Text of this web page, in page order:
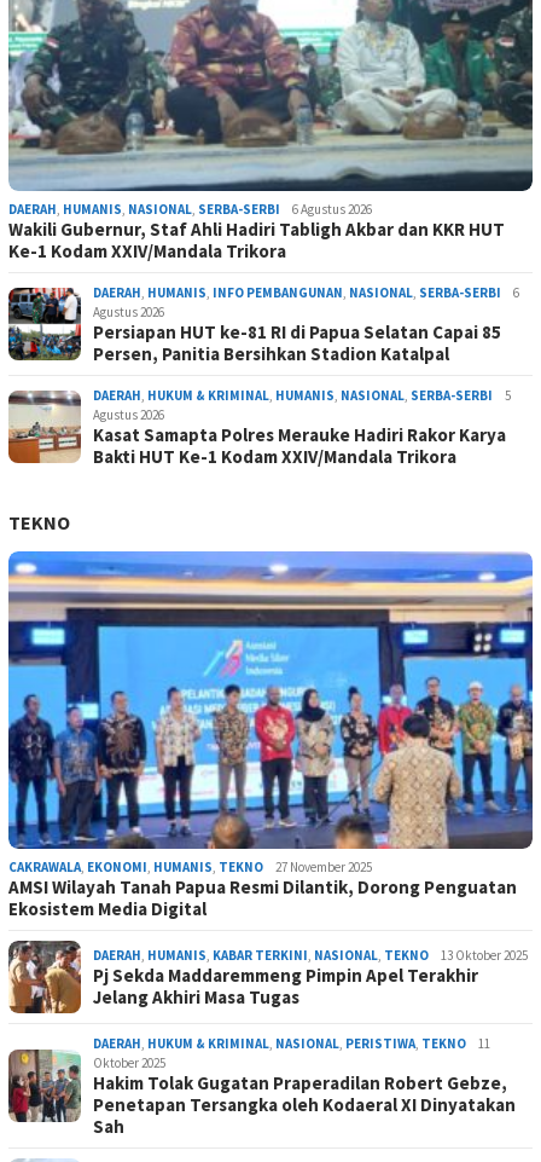
DAERAH, HUMANIS, NASIONAL, SERBA-SERBI 6 Agustus 2026
Wakili Gubernur, Staf Ahli Hadiri Tabligh Akbar dan KKR HUT
Ke-1 Kodam XXIV/Mandala Trikora
DAERAH, HUMANIS, INFO PEMBANGUNAN, NASIONAL, SERBA-SERBI
6
Agustus 2026
Persiapan HUT ke-81 RI di Papua Selatan Capai 85
Persen, Panitia Bersihkan Stadion Katalpal
DAERAH, HUKUM & KRIMINAL, HUMANIS, NASIONAL, SERBA-SERBI
5
Agustus 2026
Kasat Samapta Polres Merauke Hadiri Rakor Karya
Bakti HUT Ke-1 Kodam XXIV/Mandala Trikora
TEKNO
CAKRAWALA, EKONOMI, HUMANIS, TEKNO 27 November 2025
AMSI Wilayah Tanah Papua Resmi Dilantik, Dorong Penguatan
Ekosistem Media Digital
DAERAH, HUMANIS, KABAR TERKINI, NASIONAL, TEKNO 13 Oktober 2025
Pj Sekda Maddaremmeng Pimpin Apel Terakhir
Jelang Akhiri Masa Tugas
DAERAH, HUKUM & KRIMINAL, NASIONAL, PERISTIWA, TEKNO
11
Oktober 2025
Hakim Tolak Gugatan Praperadilan Robert Gebze,
Penetapan Tersangka oleh Kodaeral XI Dinyatakan
Sah